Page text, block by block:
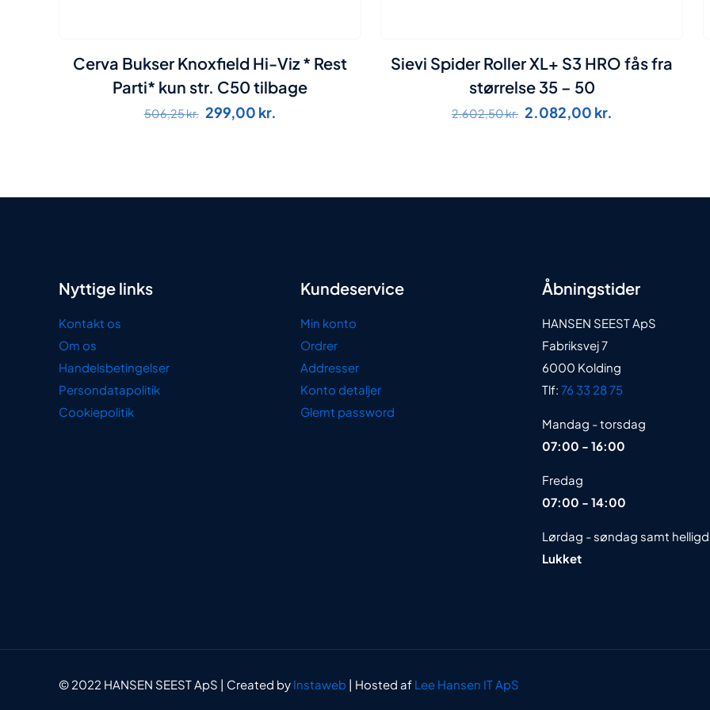
Cerva Bukser Knoxfield Hi-Viz * Rest
Parti* kun str. C50 tilbage
506,25kr. Den
506,25 kr..
299,00 kr.
299,00 kr..
Sievi Spider Roller XL+ S3 HRO fås fra
størrelse 35 – 50
2.602,50kr. Den
2.602,50 kr..
2.082,00 kr.
2.082,00 kr..
Nyttige links
Kontakt os
Om os
Handelsbetingelser
Persondatapolitik
Cookiepolitik
Kundeservice
Min konto
Ordrer
Addresser
Konto detaljer
Glemt password
Åbningstider
HANSEN SEEST ApS
Fabriksvej 7
6000 Kolding
Tlf: 76 33 28 75
Mandag - torsdag
07:00 - 16:00
Fredag
07:00 - 14:00
Lørdag - søndag samt
Lukket
© 2022 HANSEN SEEST ApS | Created by Instaweb | Hosted af Lee Hansen IT ApS